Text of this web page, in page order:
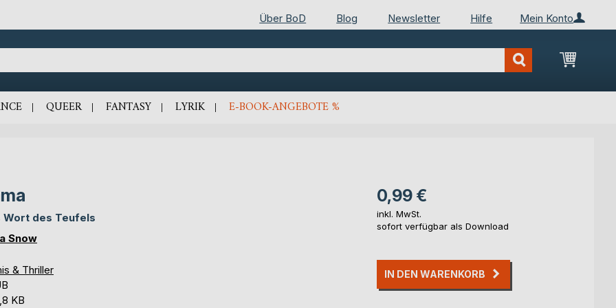
Mein Konto
Über BoD Blog Newsletter Hilfe
Mein
QUEER FANTASY LYRIK E-BOOK-ANGEBOTE %
Wort des Teufels
Snow
& Thriller
KB
0,99 €
inkl. MwSt.
sofort verfügbar als Download
IN DEN WARENKORB